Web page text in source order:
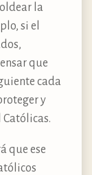
la
si el
que
cada
y
Católicas.
que ese